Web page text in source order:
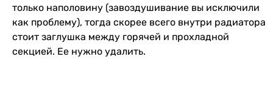
только наполовину (завоздушивание вы исключили
как проблему), тогда скорее всего внутри радиатора
стоит заглушка между горячей и прохладной
секцией. Ее нужно удалить.